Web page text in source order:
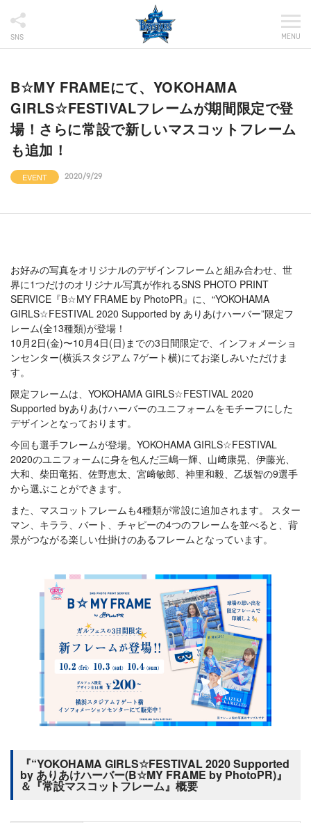
SNS MENU
B☆MY FRAMEにて、YOKOHAMA
GIRLS☆FESTIVALフレームが期間限定で登
場！さらに常設で新しいマスコットフレーム
も追加！
EVENT 2020/9/29
お好みの写真をオリジナルのデザインフレームと組み合わせ、世
界に1つだけのオリジナル写真が作れるSNS PHOTO PRINT
SERVICE『B☆MY FRAME by PhotoPR』に、“YOKOHAMA
GIRLS☆FESTIVAL 2020 Supported by ありあけハーバー”限定フ
レーム(全13種類)が登場！
10月2日(金)〜10月4日(日)までの3日間限定で、インフォメーショ
ンセンター(横浜スタジアム 7ゲート横)にてお楽しみいただけま
す。
限定フレームは、YOKOHAMA GIRLS☆FESTIVAL 2020
Supported byありあけハーバーのユニフォームをモチーフにした
デザインとなっております。
今回も選手フレームが登場。YOKOHAMA GIRLS☆FESTIVAL
2020のユニフォームに身を包んだ三嶋一輝、山﨑康晃、伊藤光、
大和、柴田竜拓、佐野恵太、宮﨑敏郎、神里和毅、乙坂智の9選手
から選ぶことができます。
また、マスコットフレームも4種類が常設に追加されます。 スター
マン、キララ、バート、チャピーの4つのフレームを並べると、背
景がつながる楽しい仕掛けのあるフレームとなっています。
『“YOKOHAMA GIRLS☆FESTIVAL 2020 Supported
by ありあけハーバー(B☆MY FRAME by PhotoPR)』
＆『常設マスコットフレーム』概要